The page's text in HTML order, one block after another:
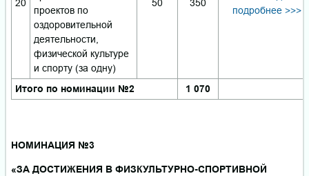
20
проектов по
оздоровительной
деятельности,
физической культуре
и спорту (за одну)
50 350
подробнее >>>
Итого по номинации №2 1 070
НОМИНАЦИЯ №3
«ЗА ДОСТИЖЕНИЯ В ФИЗКУЛЬТУРНО-СПОРТИВНОЙ